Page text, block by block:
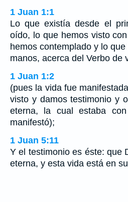
1 Juan 1:1
Lo que existía desde el
oído, lo que hemos visto
hemos contemplado y lo
manos, acerca del Verbo de
1 Juan 1:2
(pues la vida fue
visto y damos testimonio y
eterna, la cual estaba
manifestó);
1 Juan 5:11
Y el testimonio es éste: que
eterna, y esta vida está en